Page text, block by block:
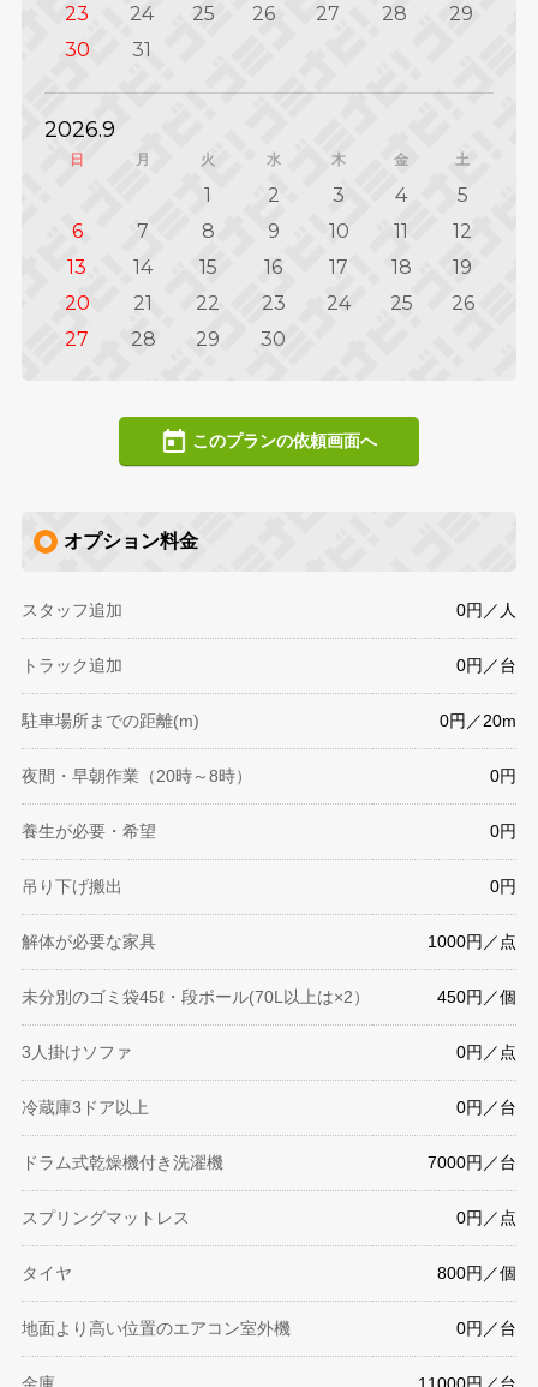
23
24 25 26 27 28
29
30
31
2026.9
日 月 火 水 木 金 土
1 2 3 4
5
6
7 8 9 10 11
12
13
14 15 16 17 18
19
20
21 22 23 24 25
26
27
28 29 30
このプランの依頼画面へ
オプション料金
スタッフ追加 0円／人
トラック追加 0円／台
駐車場所までの距離(m) 0円／20m
夜間・早朝作業（20時～8時） 0円
養生が必要・希望 0円
吊り下げ搬出 0円
解体が必要な家具 1000円／点
未分別のゴミ袋45ℓ・段ボール(70L以上は×2） 450円／個
3人掛けソファ 0円／点
冷蔵庫3ドア以上 0円／台
ドラム式乾燥機付き洗濯機 7000円／台
スプリングマットレス 0円／点
タイヤ 800円／個
地面より高い位置のエアコン室外機 0円／台
金庫 11000円／台